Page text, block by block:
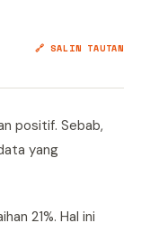
🔗 SALIN TAUTAN
positif. Sebab,
yang
21%. Hal ini